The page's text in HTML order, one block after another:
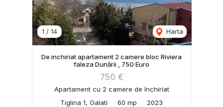
1 / 14 Harta
De inchiriat apartament 2 camere bloc Riviera
faleza Dunării , 750 Euro
750 €
Apartament cu 2 camere de închiriat
Tiglina 1, Galati
60 mp 2023